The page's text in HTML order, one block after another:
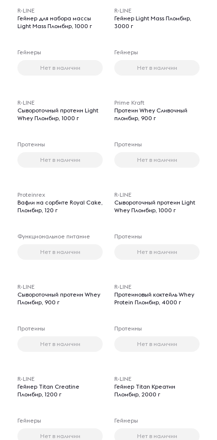
R-LINE
Гейнер для набора массы
Light Mass Пломбир, 1000 г
Гейнеры
Нет в наличии
R-LINE
Гейнер Light Mass Пломбир,
3000 г
Гейнеры
Нет в наличии
R-LINE
Сывороточный протеин Light
Whey Пломбир, 1000 г
Протеины
Нет в наличии
Prime Kraft
Протеин Whey Сливочный
пломбир, 900 г
Протеины
Нет в наличии
Proteinrex
Вафли на сорбите Royal Cake,
Пломбир, 120 г
Функциональное питание
Нет в наличии
R-LINE
Сывороточный протеин Light
Whey Пломбир, 1000 г
Протеины
Нет в наличии
R-LINE
Сывороточный протеин Whey
Пломбир, 900 г
Протеины
Нет в наличии
R-LINE
Протеиновый коктейль Whey
Protein Пломбир, 4000 г
Протеины
Нет в наличии
R-LINE
Гейнер Titan Creatine
Пломбир, 1200 г
Гейнеры
Нет в наличии
R-LINE
Гейнер Titan Креатин
Пломбир, 2000 г
Гейнеры
Нет в наличии